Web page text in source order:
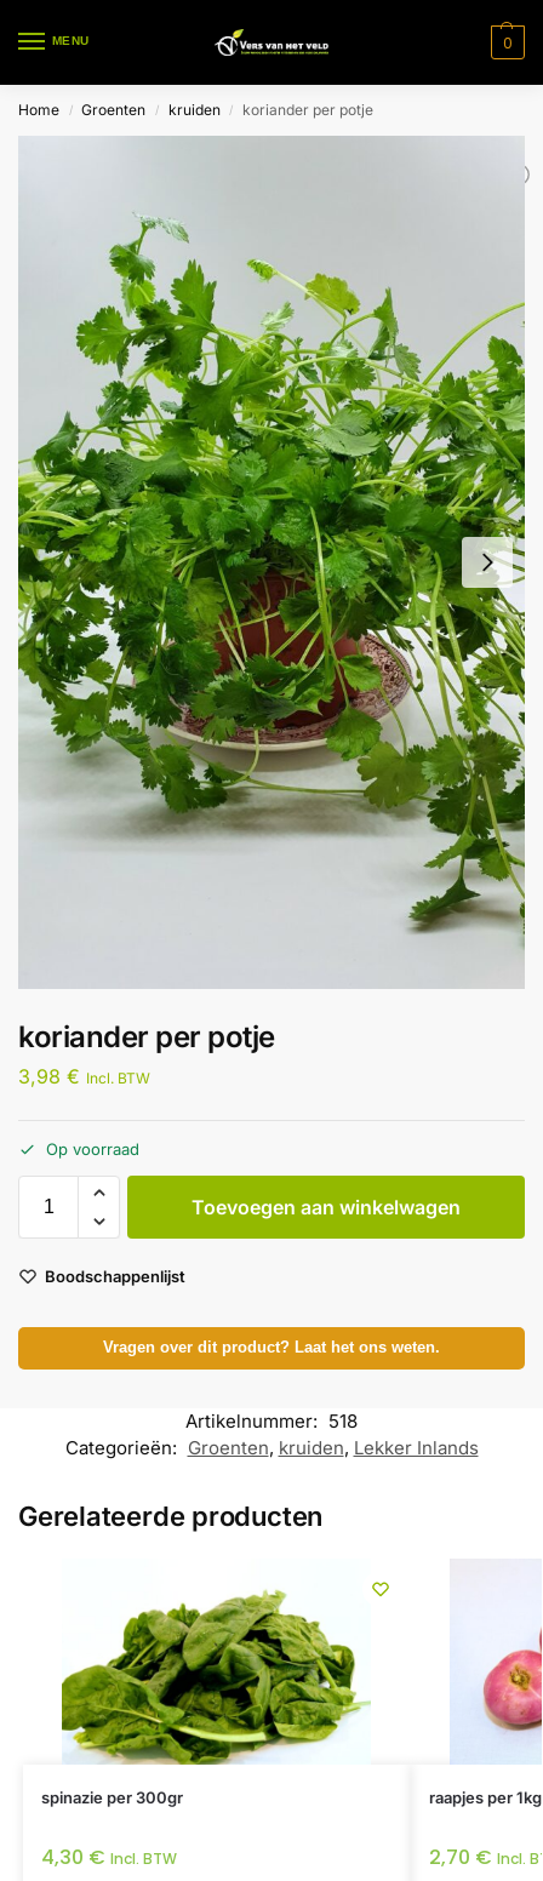
MENU 0
Home / Groenten / kruiden / koriander per potje
koriander per potje
3,98 € Incl. BTW
Op voorraad
Toevoegen aan winkelwagen
Boodschappenlijst
Vragen over dit product? Laat het ons weten.
Artikelnummer: 518
Categorieën: Groenten, kruiden, Lekker Inlands
Gerelateerde producten
spinazie per 300gr
4,30 € Incl. BTW
raapjes per 1kg
2,70 € Incl.